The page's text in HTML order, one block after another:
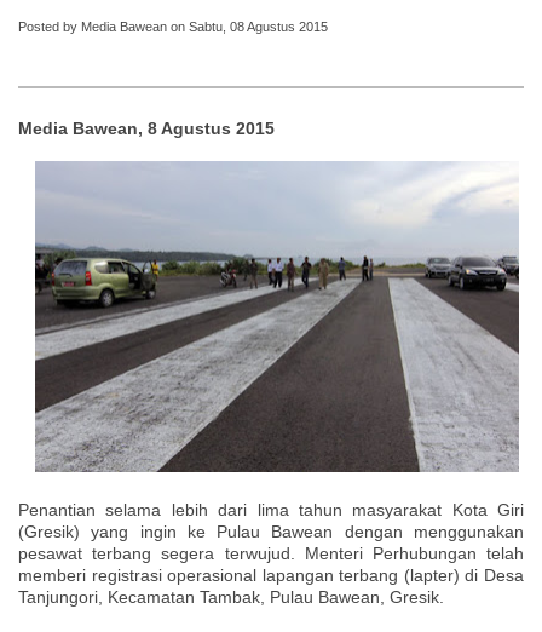
Posted by Media Bawean on Sabtu, 08 Agustus 2015
Media Bawean, 8 Agustus 2015
Penantian selama lebih dari lima tahun masyarakat Kota Giri
(Gresik) yang ingin ke Pulau Bawean dengan menggunakan
pesawat terbang segera terwujud. Menteri Perhubungan telah
memberi registrasi operasional lapangan terbang (lapter) di Desa
Tanjungori, Kecamatan Tambak, Pulau Bawean, Gresik.